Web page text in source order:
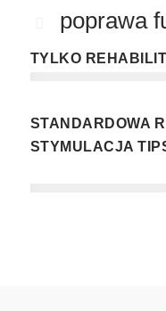
poprawa
TYLKO
STANDARDOWA
STYMULACJA